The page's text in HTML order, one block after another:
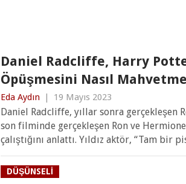
Daniel Radcliffe, Harry
Öpüşmesini Nasıl
Eda Aydın | 19 Mayıs 2023
Daniel Radcliffe, yıllar sonra
son filminde gerçekleşen Ron ve
çalıştığını anlattı. Yıldız aktör, “Tam bir
DÜŞÜNSELI